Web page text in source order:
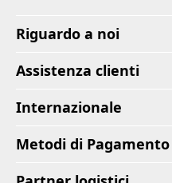
Riguardo a noi
Assistenza clienti
Internazionale
Metodi di Pagamento